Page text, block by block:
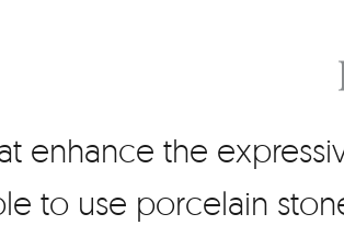
enhance the
to use porcelain